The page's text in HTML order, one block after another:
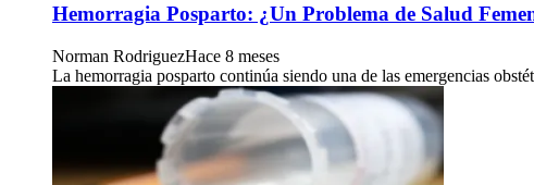
Hemorragia Posparto: ¿Un Problema de Salud
Norman RodriguezHace 8 meses
La hemorragia posparto continúa siendo una de las emergencias